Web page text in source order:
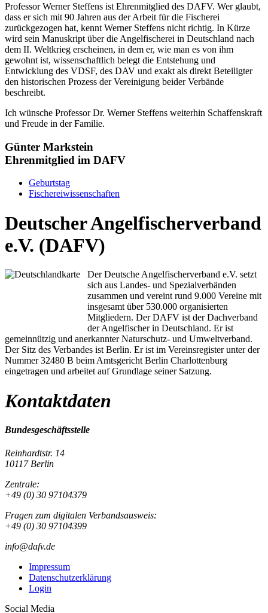
Professor Werner Steffens ist Ehrenmitglied des DAFV. Wer glaubt,
dass er sich mit 90 Jahren aus der Arbeit für die Fischerei
zurückgezogen hat, kennt Werner Steffens nicht richtig. In Kürze
wird sein Manuskript über die Angelfischerei in Deutschland nach
dem II. Weltkrieg erscheinen, in dem er, wie man es von ihm
gewohnt ist, wissenschaftlich belegt die Entstehung und
Entwicklung des VDSF, des DAV und exakt als direkt Beteiligter
den historischen Prozess der Vereinigung beider Verbände
beschreibt.
Ich wünsche Professor Dr. Werner Steffens weiterhin Schaffenskraft
und Freude in der Familie.
Günter Markstein
Ehrenmitglied im DAFV
Geburtstag
Fischereiwissenschaften
Deutscher Angelfischerverband
e.V. (DAFV)
Der Deutsche Angelfischerverband e.V. setzt
sich aus Landes- und Spezialverbänden
zusammen und vereint rund 9.000 Vereine mit
insgesamt über 530.000 organisierten
Mitgliedern. Der DAFV ist der Dachverband
der Angelfischer in Deutschland. Er ist
gemeinnützig und anerkannter Naturschutz- und Umweltverband.
Der Sitz des Verbandes ist Berlin. Er ist im Vereinsregister unter der
Nummer 32480 B beim Amtsgericht Berlin Charlottenburg
eingetragen und arbeitet auf Grundlage seiner Satzung.
Kontaktdaten
Bundesgeschäftsstelle
Reinhardtstr. 14
10117 Berlin
Zentrale:
+49 (0) 30 97104379
Fragen zum digitalen Verbandsausweis:
+49 (0) 30 97104399
info@dafv.de
Impressum
Datenschutzerklärung
Login
Social Media